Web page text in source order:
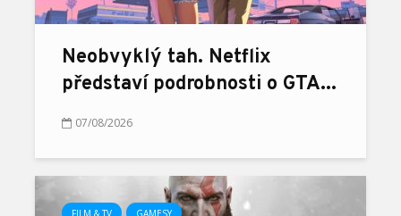
Neobvyklý tah. Netflix
představí podrobnosti o GTA...
07/08/2026
FILM & TV GAMESY